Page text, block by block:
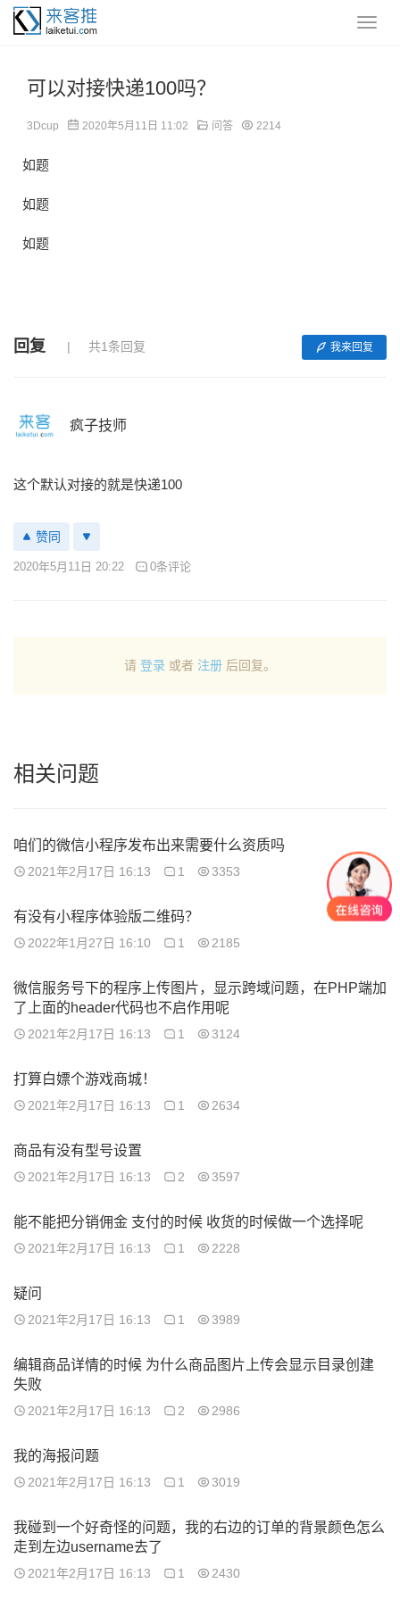
可以对接快递100吗？
3Dcup 2020年5月11日 11:02 问答 2214
如题
如题
如题
回复 共1条回复 我来回复
疯子技师
这个默认对接的就是快递100
赞同
2020年5月11日 20:22 0条评论
请 登录 或者 注册 后回复。
相关问题
咱们的微信小程序发布出来需要什么资质吗
2021年2月17日 16:13 1 3353
有没有小程序体验版二维码？
2022年1月27日 16:10 1 2185
微信服务号下的程序上传图片，显示跨域问题，在PHP端加
了上面的header代码也不启作用呢
2021年2月17日 16:13 1 3124
打算白嫖个游戏商城！
2021年2月17日 16:13 1 2634
商品有没有型号设置
2021年2月17日 16:13 2 3597
能不能把分销佣金 支付的时候 收货的时候做一个选择呢
2021年2月17日 16:13 1 2228
疑问
2021年2月17日 16:13 1 3989
编辑商品详情的时候 为什么商品图片上传会显示目录创建
失败
2021年2月17日 16:13 2 2986
我的海报问题
2021年2月17日 16:13 1 3019
我碰到一个好奇怪的问题，我的右边的订单的背景颜色怎么
走到左边username去了
2021年2月17日 16:13 1 2430